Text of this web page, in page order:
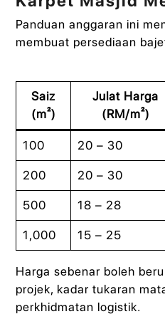
Panduan anggaran ini
membuat persediaan
Saiz
(m²)
Julat Harga
(RM/m²)
100 20 – 30
200 20 – 30
500 18 – 28
1,000 15 – 25
Harga sebenar boleh
projek, kadar tukaran
perkhidmatan logistik.